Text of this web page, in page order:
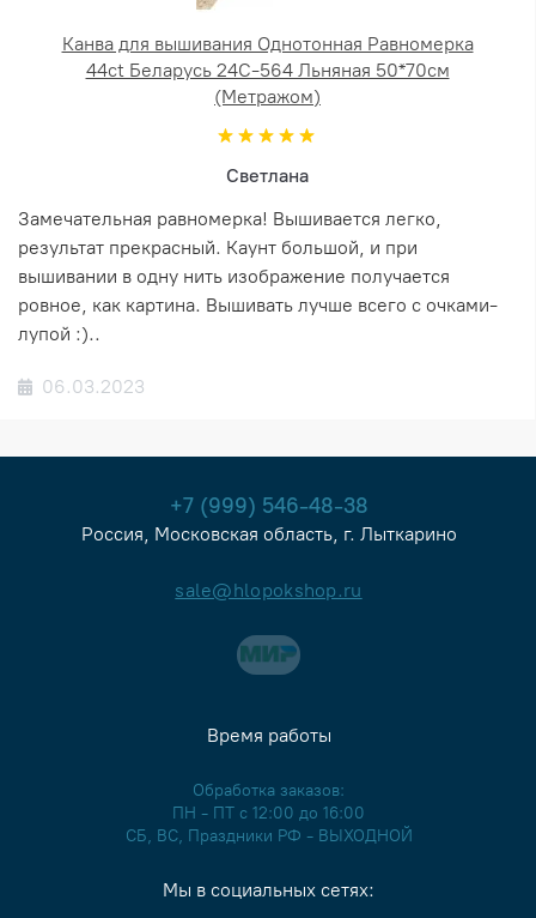
Канва для вышивания Однотонная Равномерка
44ct Беларусь 24С-564 Льняная 50*70см
(Метражом)
Светлана
Замечательная равномерка! Вышивается легко,
результат прекрасный. Каунт большой, и при
вышивании в одну нить изображение получается
ровное, как картина. Вышивать лучше всего с очками-
лупой :)..
06.03.2023
+7 (999) 546-48-38
Россия, Московская область, г. Лыткарино
sale@hlopokshop.ru
Время работы
Обработка заказов:
ПН - ПТ с 12:00 до 16:00
СБ, ВС, Праздники РФ - ВЫХОДНОЙ
Мы в социальных сетях: